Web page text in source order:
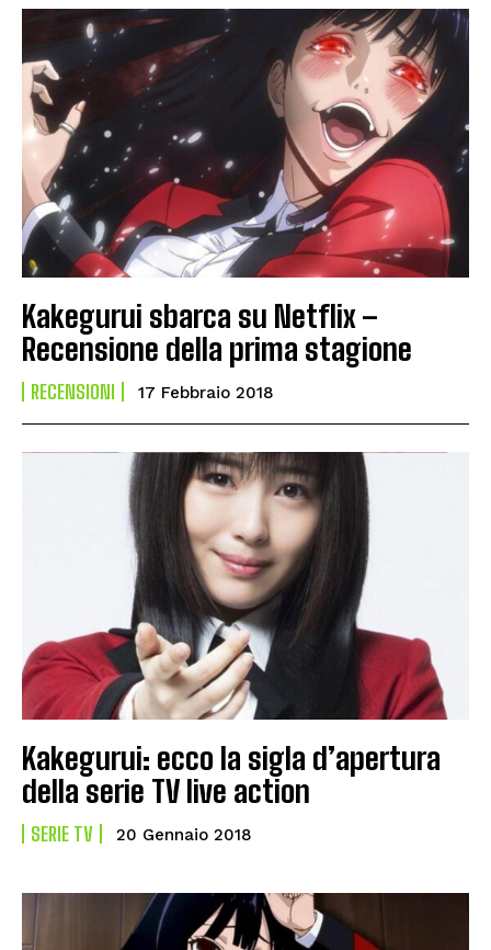
Kakegurui sbarca su Netflix –
Recensione della prima stagione
RECENSIONI 17 Febbraio 2018
Kakegurui: ecco la sigla d’apertura
della serie TV live action
SERIE TV 20 Gennaio 2018